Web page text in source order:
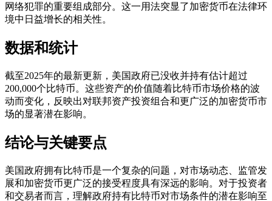
网络犯罪的重要组成部分。这一用法突显了加密货币在法律环
境中日益增长的相关性。
数据和统计
截至2025年的最新更新，美国政府已没收并持有估计超过
200,000个比特币。这些资产的价值随着比特币市场价格的波
动而变化，反映出对联邦资产投资组合和更广泛的加密货币市
场的显著潜在影响。
结论与关键要点
美国政府拥有比特币是一个复杂的问题，对市场动态、监管发
展和加密货币更广泛的接受程度具有深远的影响。对于投资者
和交易者而言，理解政府持有比特币对市场条件的潜在影响至